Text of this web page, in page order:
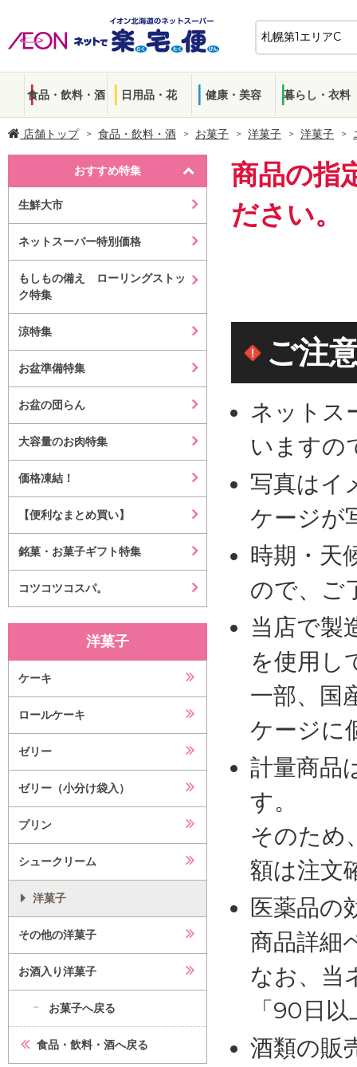
食品・飲料・酒 日用品・花 健康・美容 暮らし・衣料
店舗トップ 食品・飲料・酒 お菓子 洋菓子 洋菓子
おすすめ特集
生鮮大市
ネットスーパー特別価格
もしもの備え ローリングストッ
ク特集
涼特集
お盆準備特集
お盆の団らん
大容量のお肉特集
価格凍結！
【便利なまとめ買い】
銘菓・お菓子ギフト特集
コツコツコスパ。
洋菓子
ケーキ
ロールケーキ
ゼリー
ゼリー（小分け袋入）
プリン
シュークリーム
洋菓子
その他の洋菓子
お酒入り洋菓子
お菓子へ戻る
食品・飲料・酒へ戻る
商品の指
ださい。
ご注
ネットス
いますの
写真はイ
ケージが
時期・天
ので、ご
当店で製
を使用し
一部、国
ケージに
計量商品
す。
そのため
額は注文
医薬品の
商品詳細
なお、当
「90日
酒類の販